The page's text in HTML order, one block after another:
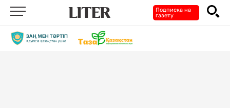
Подписка на
газету